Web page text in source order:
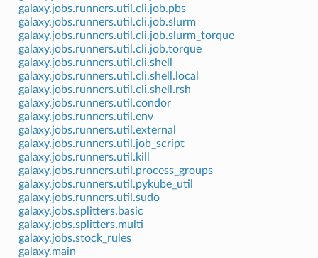
galaxy.jobs.runners.util.cli.job.pbs
galaxy.jobs.runners.util.cli.job.slurm
galaxy.jobs.runners.util.cli.job.slurm_torque
galaxy.jobs.runners.util.cli.job.torque
galaxy.jobs.runners.util.cli.shell
galaxy.jobs.runners.util.cli.shell.local
galaxy.jobs.runners.util.cli.shell.rsh
galaxy.jobs.runners.util.condor
galaxy.jobs.runners.util.env
galaxy.jobs.runners.util.external
galaxy.jobs.runners.util.job_script
galaxy.jobs.runners.util.kill
galaxy.jobs.runners.util.process_groups
galaxy.jobs.runners.util.pykube_util
galaxy.jobs.runners.util.sudo
galaxy.jobs.splitters.basic
galaxy.jobs.splitters.multi
galaxy.jobs.stock_rules
galaxy.main